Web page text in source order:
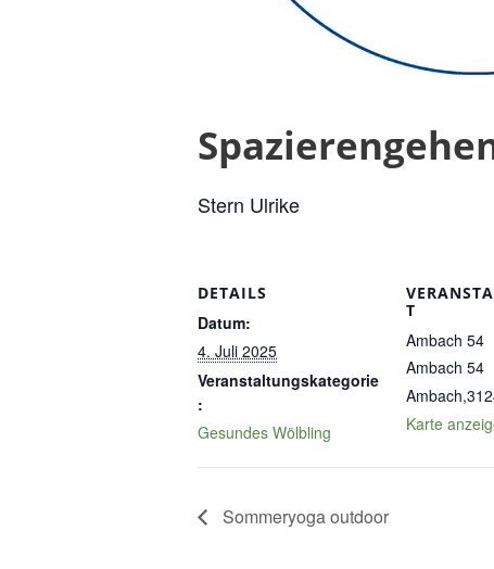
Stern Ulrike
DETAILS
Datum:
4. Juli 2025
Veranstaltungskategorie
:
Gesundes Wölbling
T
Ambach 54
Ambach 54
Ambach,
Karte
Sommeryoga outdoor